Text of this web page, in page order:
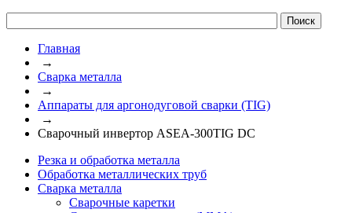
Главная
→
Сварка металла
→
Аппараты для аргонодуговой сварки (TIG)
→
Сварочный инвертор ASEA-300TIG DC
Резка и обработка металла
Обработка металлических труб
Сварка металла
Сварочные каретки